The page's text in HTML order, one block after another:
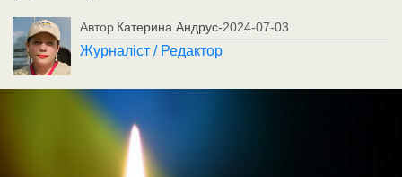
Автор Катерина Андрус-2024-07-03
Журналіст / Редактор